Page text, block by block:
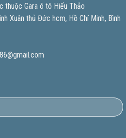
thuộc Gara ô tô Hiếu Thảo
Xuân thủ Đức hcm, Hồ Chí Minh, Bình